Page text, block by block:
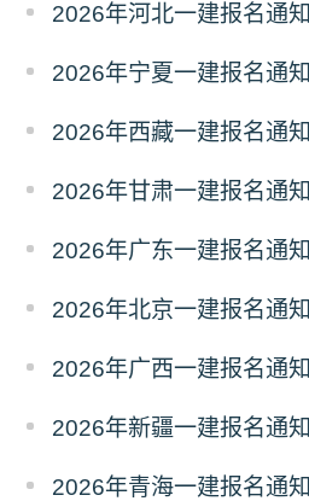
2026年河北一建报名通知
2026年宁夏一建报名通知
2026年西藏一建报名通知
2026年甘肃一建报名通知
2026年广东一建报名通知
2026年北京一建报名通知
2026年广西一建报名通知
2026年新疆一建报名通知
2026年青海一建报名通知